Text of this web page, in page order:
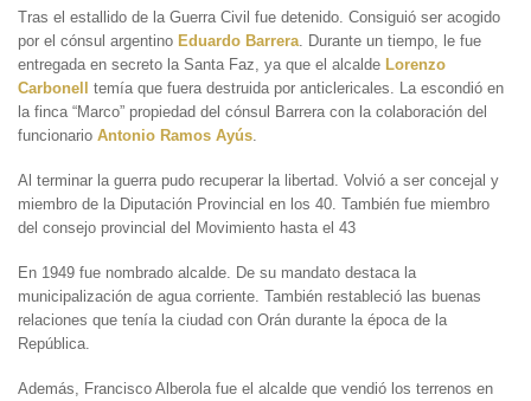
Tras el estallido de la Guerra Civil fue detenido. Consiguió ser acogido
por el cónsul argentino Eduardo Barrera . Durante un tiempo, le fue
entregada en secreto la Santa Faz, ya que el alcalde Lorenzo
Carbonell temía que fuera destruida por anticlericales. La escondió en
la finca “Marco” propiedad del cónsul Barrera con la colaboración del
funcionario Antonio Ramos Ayús
Al terminar la guerra pudo recuperar la libertad. Volvió a ser concejal y
miembro de la Diputación Provincial en los 40. También fue miembro
del consejo provincial del Movimiento hasta el 43
En 1949 fue nombrado alcalde. De su mandato destaca la
municipalización de agua corriente. También restableció las buenas
relaciones que tenía la ciudad con Orán durante la época de la
República.
Además, Francisco Alberola fue el alcalde que vendió los terrenos en